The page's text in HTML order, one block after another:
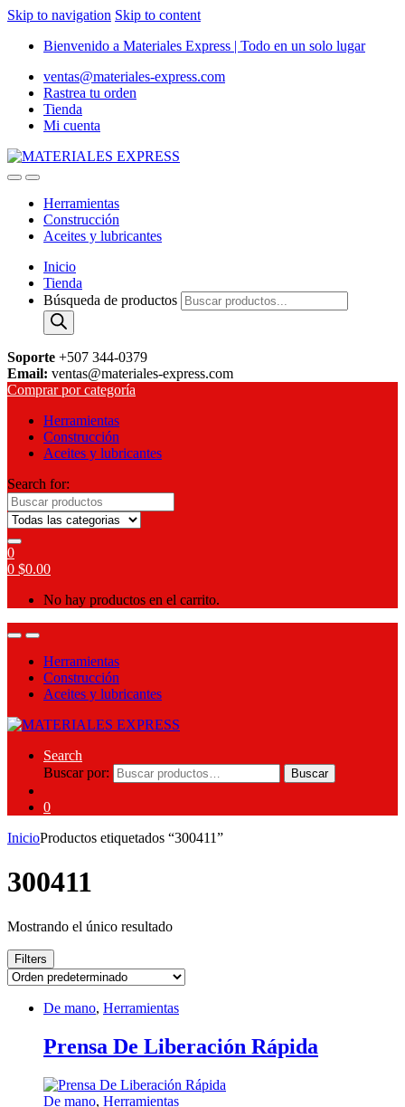
Skip to navigation Skip to content
Bienvenido a Materiales Express | Todo en un solo lugar
ventas@materiales-express.com
Rastrea tu orden
Tienda
Mi cuenta
Herramientas
Construcción
Aceites y lubricantes
Inicio
Tienda
Búsqueda de productos
Soporte +507 344-0379
Email: ventas@materiales-express.com
Comprar por categoría
Herramientas
Construcción
Aceites y lubricantes
Search for:
0
0 $0.00
No hay productos en el carrito.
Herramientas
Construcción
Aceites y lubricantes
Search
Buscar por:
Buscar
0
InicioProductos etiquetados “300411”
300411
Mostrando el único resultado
Filters
De mano, Herramientas
Prensa De Liberación Rápida
De mano, Herramientas